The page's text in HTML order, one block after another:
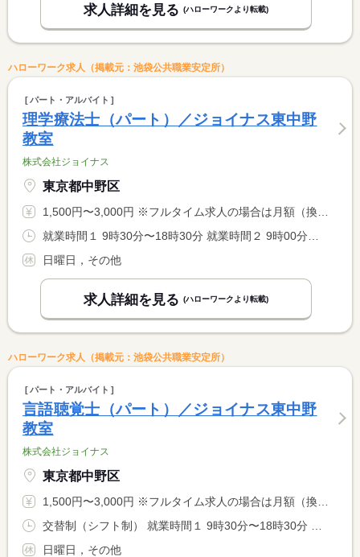
求人詳細を見る (ハローワークより転載)
ハローワーク求人（掲載元：池袋公共職業安定所）
パート・アルバイト
理学療法士（パート）／ジョイナス東中野
教室
株式会社ジョイナス
東京都中野区
1,500円〜3,000円 ※フルタイム求人の場合は月額（換算額）、パート求人の場合は時間額を表示しています。
日曜日，その他
求人詳細を見る (ハローワークより転載)
ハローワーク求人（掲載元：池袋公共職業安定所）
パート・アルバイト
言語聴覚士（パート）／ジョイナス東中野
教室
株式会社ジョイナス
東京都中野区
1,500円〜3,000円 ※フルタイム求人の場合は月額（換算額）、パート求人の場合は時間額を表示しています。
日曜日，その他